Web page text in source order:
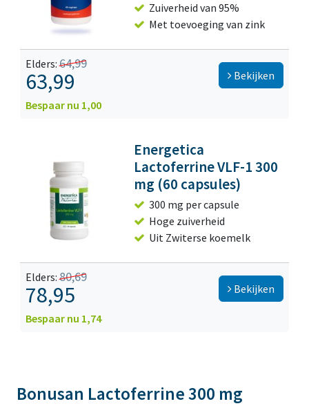
Zuiverheid van 95%
Met toevoeging van zink
Elders:64,99
63,99
Bespaar nu 1,00
Bekijken
Energetica
Lactoferrine VLF-1 300
mg (60 capsules)
300 mg per capsule
Hoge zuiverheid
Uit Zwiterse koemelk
Elders:80,69
78,95
Bespaar nu 1,74
Bekijken
Bonusan Lactoferrine 300 mg